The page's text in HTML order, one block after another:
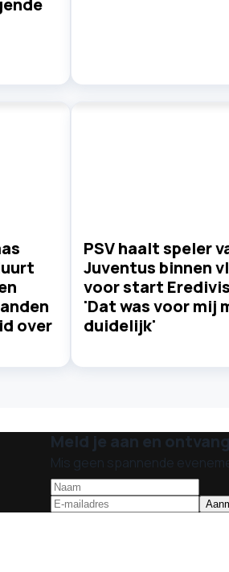
over
PSV haalt speler
Juventus binnen
voor start
'Dat was voor mij
duidelijk'
Meld je aan en
Mis geen spannende